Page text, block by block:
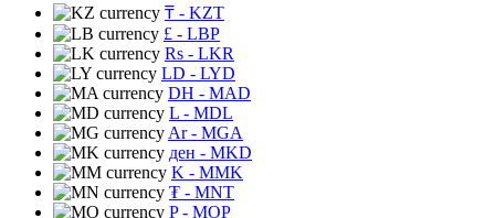
₸ - KZT
£ - LBP
Rs - LKR
LD - LYD
DH - MAD
L - MDL
Ar- MGA
ден - MKD
K - MMK
₮ - MNT
P- MOP